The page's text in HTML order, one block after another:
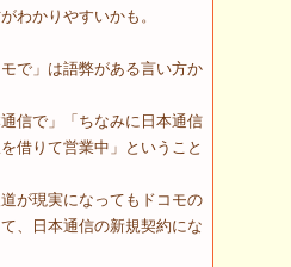
わかりやすいかも。
モで」は語弊がある言い方か
通信で」「ちなみに日本通信
借りて営業中」ということ
が現実になってもドコモの
、日本通信の新規契約にな